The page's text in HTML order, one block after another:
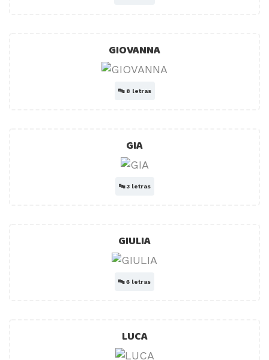
GIOVANNA
🔤 8 letras
GIA
🔤3 letras
GIULIA
🔤6 letras
LUCA